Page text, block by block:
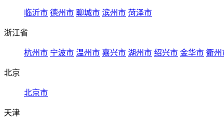
临沂市 德州市 聊城市 滨州市 菏泽市
浙江省
杭州市 宁波市 温州市 嘉兴市 湖州市 绍兴市 金华市 衢州
北京
北京市
天津